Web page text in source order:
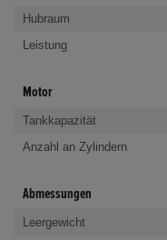
Hubraum
Leistung
Motor
Tankkapazität
Anzahl an Zylindern
Abmessungen
Leergewicht